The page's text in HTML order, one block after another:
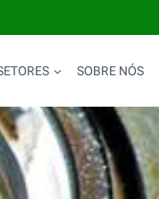
SOBRE NÓS